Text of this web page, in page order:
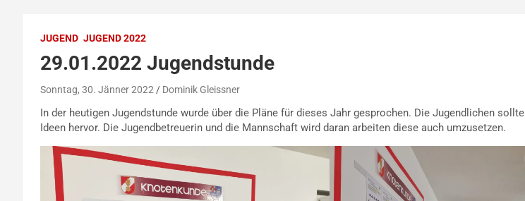
JUGEND JUGEND 2022
29.01.2022 Jugendstunde
Sonntag, 30. Jänner 2022 Dominik Gleissner
In der heutigen Jugendstunde wurde über die Pläne für dieses Jahr gesprochen. Die Jugendlichen
Ideen hervor. Die Jugendbetreuerin und die Mannschaft wird daran arbeiten diese auch umzusetzen.